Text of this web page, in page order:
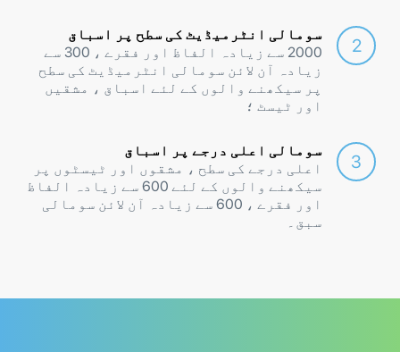
سومالی انٹرمیڈیٹ کی سطح پر اسباق
2000 سے زیادہ الفاظ اور فقرے ، 300 سے
زیادہ آن لائن سومالی انٹرمیڈیٹ کی سطح
پر سیکھنے والوں کے لئے اسباق ، مشقیں
اور ٹیسٹ ؛
سومالی اعلی درجے پر اسباق
اعلی درجے کی سطح ، مشقوں اور ٹیسٹوں پر
سیکھنے والوں کے لئے 600 سے زیادہ الفاظ
اور فقرے ، 600 سے زیادہ آن لائن سومالی
سبق۔